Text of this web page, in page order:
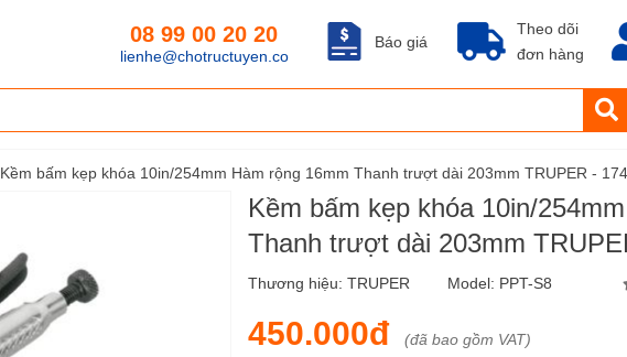
Theo dõi
đơn hàng
Báo giá
08 99 00 20 20
lienhe@chotructuyen.co
Kềm bấm kẹp khóa 10in/254mm Hàm rộng 16mm Thanh trượt dài 203mm TRUPER -
Kềm bấm kẹp khóa 10in/
Thanh trượt dài 203mm
Thương hiệu: TRUPER Model: PPT-S8
450.000đ (đã bao gồm VAT)